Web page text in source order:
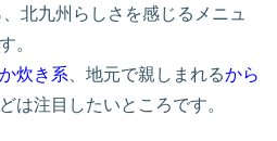
北九州らしさを感じるメニュ
。
炊き系 、地元で親しまれるから
は注目したいところです。